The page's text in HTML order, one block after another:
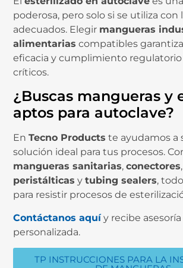
poderosa, pero solo si se utiliza con
adecuados. Elegir mangueras
alimentarias compatibles
eficacia y cumplimiento
críticos.
¿Buscas mangueras y
aptos para autoclave?
EnTecno Products te ayudamos a
solución ideal para tus procesos.
mangueras sanitarias,conectores,
peristálticas ytubing sealers,
para resistir procesos de
Contáctanos aquí y recibe
personalizada.
TP INSTRUCCIONES PARA LA